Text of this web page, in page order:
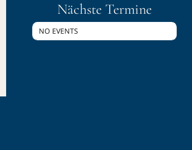
Nächste Termine
NO EVENTS